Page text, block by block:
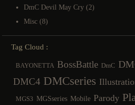
DmC Devil May Cry (2)
Misc (8)
Tag Cloud :
BAYONETTA BossBattle DmC
DMC4 DMCseries
MGS3 MGSseries Mobile Parody